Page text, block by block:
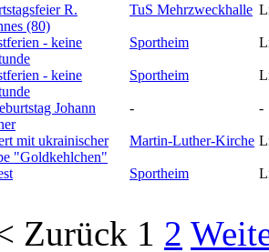
R.
(80)
TuS Mehrzweckhalle
- keine
Sportheim
- keine
Sportheim
Johann
- -
mit ukrainischer
"Goldkehlchen"
Martin-Luther-Kirche
Sportheim
Zurück 1 2